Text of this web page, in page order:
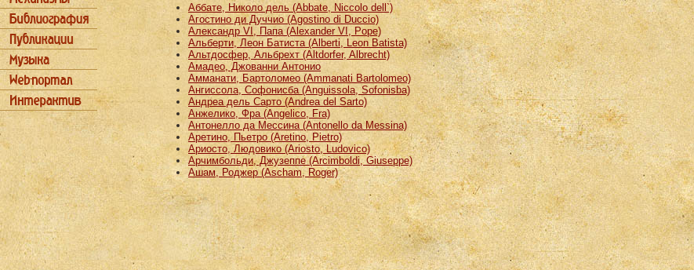
Аббате, Николо дель (Abbate, Niccolo dell`)
Агостино ди Дуччио (Agostino di Duccio)
Александр VI, Папа (Alexander VI, Pope)
Альберти, Леон Батиста (Alberti, Leon Batista)
Альтдосфер, Альбрехт (Altdorfer, Albrecht)
Амадео, Джованни Антонио
Амманати, Бартоломео (Ammanati Bartolomeo)
Ангиссола, Софонисба (Anguissola, Sofonisba)
Андреа дель Сарто (Andrea del Sarto)
Анжелико, Фра (Angelico, Fra)
Антонелло да Мессина (Antonello da Messina)
Аретино, Пьетро (Aretino, Pietro)
Ариосто, Людовико (Ariosto, Ludovico)
Арчимбольди, Джузеппе (Arcimboldi, Giuseppe)
Ашам, Роджер (Ascham, Roger)